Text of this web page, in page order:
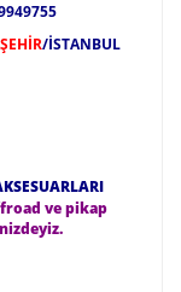
/İSTANBUL
ve pikap